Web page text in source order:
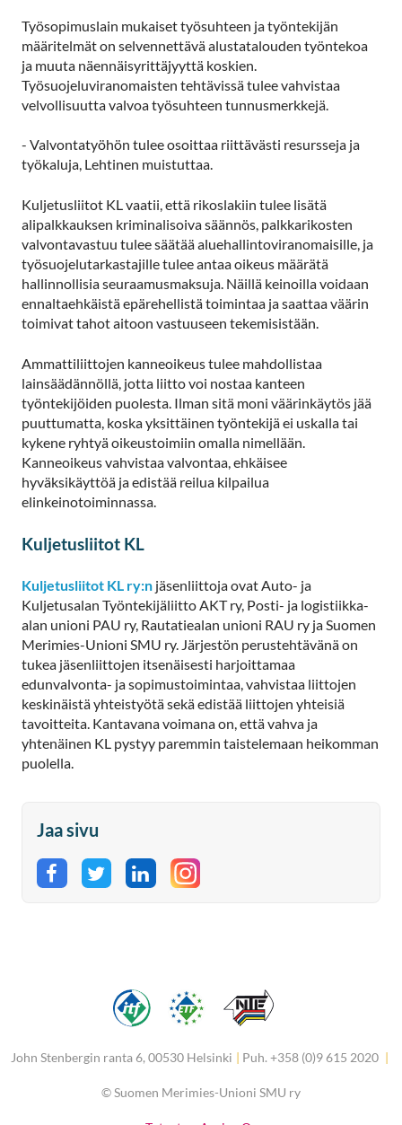
Työsopimuslain mukaiset työsuhteen ja työntekijän
määritelmät on selvennettävä alustatalouden työntekoa
ja muuta näennäisyrittäjyyttä koskien.
Työsuojeluviranomaisten tehtävissä tulee vahvistaa
velvollisuutta valvoa työsuhteen tunnusmerkkejä.
- Valvontatyöhön tulee osoittaa riittävästi resursseja ja
työkaluja, Lehtinen muistuttaa.
Kuljetusliitot KL vaatii, että rikoslakiin tulee lisätä
alipalkkauksen kriminalisoiva säännös, palkkarikosten
valvontavastuu tulee säätää aluehallintoviranomaisille, ja
työsuojelutarkastajille tulee antaa oikeus määrätä
hallinnollisia seuraamusmaksuja. Näillä keinoilla voidaan
ennaltaehkäistä epärehellistä toimintaa ja saattaa väärin
toimivat tahot aitoon vastuuseen tekemisistään.
Ammattiliittojen kanneoikeus tulee mahdollistaa
lainsäädännöllä, jotta liitto voi nostaa kanteen
työntekijöiden puolesta. Ilman sitä moni väärinkäytös jää
puuttumatta, koska yksittäinen työntekijä ei uskalla tai
kykene ryhtyä oikeustoimiin omalla nimellään.
Kanneoikeus vahvistaa valvontaa, ehkäisee
hyväksikäyttöä ja edistää reilua kilpailua
elinkeinotoiminnassa.
Kuljetusliitot KL
Kuljetusliitot KL ry:n jäsenliittoja ovat Auto- ja
Kuljetusalan Työntekijäliitto AKT ry, Posti- ja logistiikka-
alan unioni PAU ry, Rautatiealan unioni RAU ry ja Suomen
Merimies-Unioni SMU ry. Järjestön perustehtävänä on
tukea jäsenliittojen itsenäisesti harjoittamaa
edunvalvonta- ja sopimustoimintaa, vahvistaa liittojen
keskinäistä yhteistyötä sekä edistää liittojen yhteisiä
tavoitteita. Kantavana voimana on, että vahva ja
yhtenäinen KL pystyy paremmin taistelemaan heikomman
puolella.
Jaa sivu
Jaa Facebookissa
Jaa Twitterissä
Jaa LinkedInissä
John Stenbergin ranta 6, 00530 Helsinki | Puh. +358 (0)9 615 2020 |
©Suomen Merimies-Unioni SMU ry